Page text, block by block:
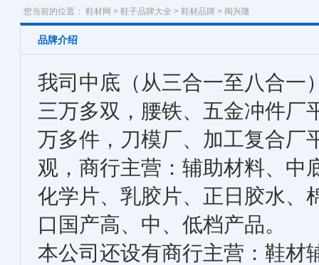
您当前的位置： 鞋材网 > 鞋子品牌大全 > 鞋材品牌 > 闽兴隆
品牌介绍
我司中底（从三合一至八合一
三万多双，腰铁、五金冲件厂
万多件，刀模厂、加工复合厂
观，商行主营：辅助材料、中
化学片、乳胶片、正日胶水、
口国产高、中、低档产品。
本公司还设有商行主营：鞋材